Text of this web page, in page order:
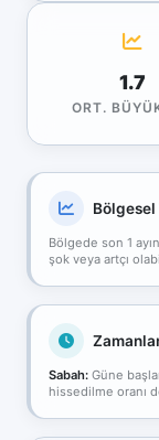
1.7
ORT.
Bölgesel
Bölgede son 1
şok veya artçı
Sabah: Güne
hissedilme oranı